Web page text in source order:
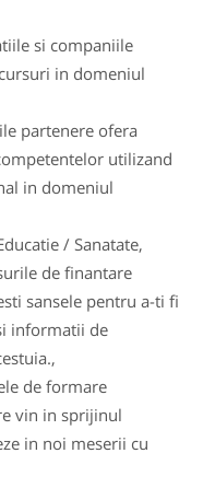
si companiile
in domeniul
partenere ofera
utilizand
in domeniul
/ Sanatate,
de finantare
sansele pentru a-ti fi
informatii de
de formare
vin in sprijinul
in noi meserii cu